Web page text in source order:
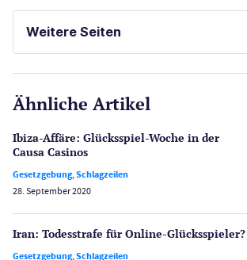
KOSTENLOSE SPIELE
Gesetzgebung
Lotterie
Poker
Schlagzeilen
Weitere Seiten
CasinoOnline.de
Merkur Casinos
Ähnliche Artikel
Ibiza-Affäre: Glücksspiel-Woche in der
Causa Casinos
Gesetzgebung,Schlagzeilen
28. September 2020
Iran: Todesstrafe für Online-Glücksspieler?
Gesetzgebung,Schlagzeilen